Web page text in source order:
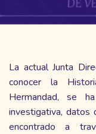
La actual Junta
conocer la
Hermandad, se
investigativa, datos
encontrado a